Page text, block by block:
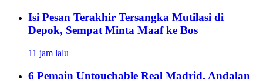
Isi Pesan Terakhir Tersangka Mutilasi di
Depok, Sempat Minta Maaf ke Bos
11 jam lalu
6 Pemain Untouchable Real Madrid, Andalan